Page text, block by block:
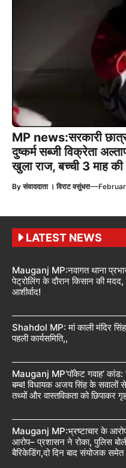
MP news:सरकारी
दुष्कर्म सब्जी विक्रेता
खुला राज, बच्ची 3 माह की
Byसंवाददाता । विराट वसुंधरा—
LATEST NEWS
Mauganj MP:नवागत थाना
पेट्रोलिंग के दौरान किसान की
आशीर्वाद!
Shahdol MP: मां काली मंदिर
पहली कार्यसमिति,,
Mauganj MP’पॉकेट गवाह’
बम्ब! विधायक अजय सिंह के
तथ्यों और वास्तविकता को छिपाकर
Mauganj MP:भ्रष्टाचार के
आरोप– प्रशासन ने रोका, पुलिस
बैरिकेडिंग,दो दिन बाद संयोजक